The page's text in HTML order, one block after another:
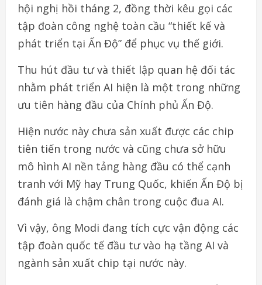
hội nghị hồi tháng 2, đồng thời kêu gọi các
tập đoàn công nghệ toàn cầu “thiết kế và
phát triển tại Ấn Độ” để phục vụ thế giới.
Thu hút đầu tư và thiết lập quan hệ đối tác
nhằm phát triển AI hiện là một trong những
ưu tiên hàng đầu của Chính phủ Ấn Độ.
Hiện nước này chưa sản xuất được các chip
tiên tiến trong nước và cũng chưa sở hữu
mô hình AI nền tảng hàng đầu có thể cạnh
tranh với Mỹ hay Trung Quốc, khiến Ấn Độ bị
đánh giá là chậm chân trong cuộc đua AI.
Vì vậy, ông Modi đang tích cực vận động các
tập đoàn quốc tế đầu tư vào hạ tầng AI và
ngành sản xuất chip tại nước này.